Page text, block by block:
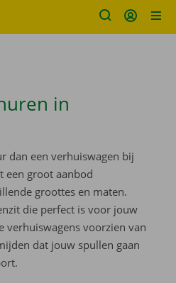
in
dan een verhuiswagen bij
een groot aanbod
groottes en maten.
die perfect is voor jouw
verhuiswagens voorzien van
dat jouw spullen gaan